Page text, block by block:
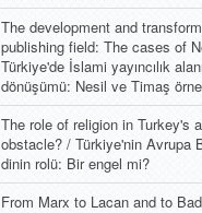
The development and
publishing field: The cases of
Türkiye'de İslami yayıncılık
dönüşümü: Nesil ve Timaş
The role of religion in Turkey's
obstacle? / Türkiye'nin Avrupa
dinin rolü: Bir engel mi?
From Marx to Lacan and to